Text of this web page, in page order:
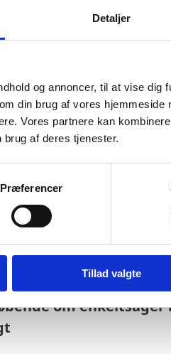
Detaljer
og annoncer, til at vise dig
din brug af vores hjemmeside
Vores partnere kan
af deres tjenester.
Præferencer
Tillad valgte
om